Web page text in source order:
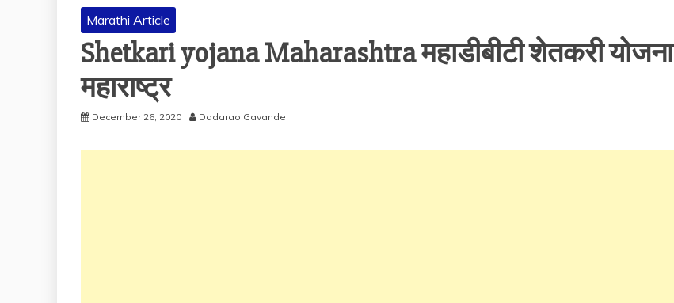
Marathi Article
Shetkari yojana Maharashtra महाडीबीटी शेतकरी योजना
महाराष्ट्र
December 26, 2020 Dadarao Gavande